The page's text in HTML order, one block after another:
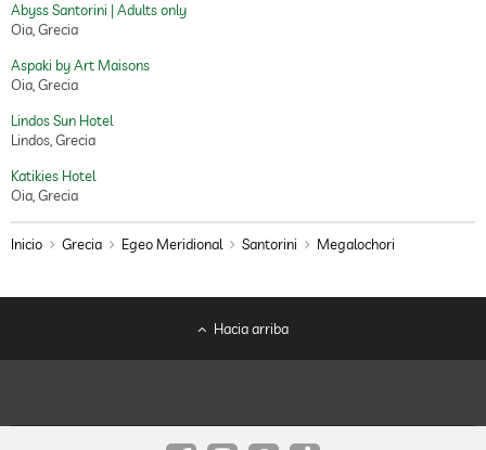
Abyss Santorini | Adults only
Oia, Grecia
Aspaki by Art Maisons
Oia, Grecia
Lindos Sun Hotel
Lindos, Grecia
Katikies Hotel
Oia, Grecia
Inicio Grecia Egeo Meridional Santorini Megalochori
Hacia arriba